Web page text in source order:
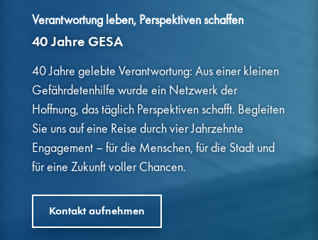
Verantwortung leben, Perspektiven schaffen
40 Jahre GESA
40 Jahre gelebte Verantwortung: Aus einer kleinen
Gefährdetenhilfe wurde ein Netzwerk der
Hoffnung, das täglich Perspektiven schafft. Begleiten
Sie uns auf eine Reise durch vier Jahrzehnte
Engagement – für die Menschen, für die Stadt und
für eine Zukunft voller Chancen.
Kontakt aufnehmen